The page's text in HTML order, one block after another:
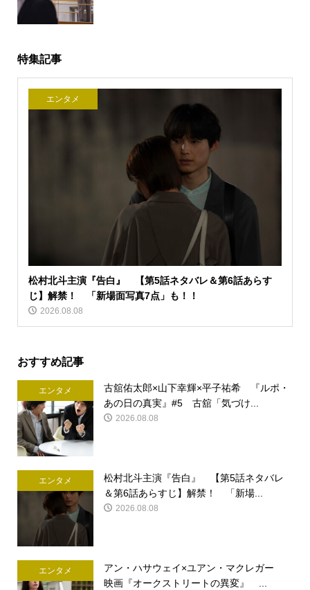
特集記事
エンタメ
松村北斗主演『告白』 【第5話ネタバレ＆第6話あらす
じ】解禁！ 「新場面写真7点」も！！
2026.08.08
おすすめ記事
エンタメ
古舘佑太郎×山下幸輝×平子祐希 『ルポ・
あの日の真実』#5 古舘「気づけ...
2026.08.08
エンタメ
松村北斗主演『告白』 【第5話ネタバレ
＆第6話あらすじ】解禁！ 「新場...
2026.08.08
エンタメ
アン・ハサウェイ×ユアン・マクレガー
映画『オークストリートの異変』 ...